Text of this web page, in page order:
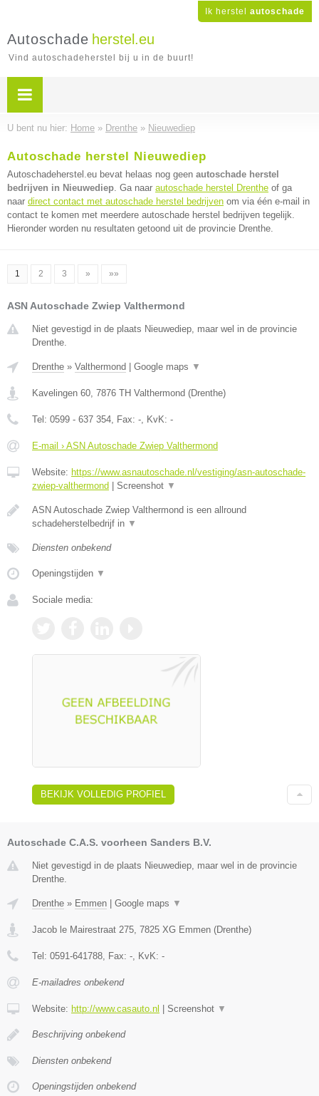
Ik herstel autoschade
Autoschade herstel.eu
Vind autoschadeherstel bij u in de buurt!
U bent nu hier: Home » Drenthe » Nieuwediep
Autoschade herstel Nieuwediep
Autoschadeherstel.eu bevat helaas nog geen autoschade herstel
bedrijven in Nieuwediep. Ga naar autoschade herstel Drenthe of ga
naar direct contact met autoschade herstel bedrijven om via één e-mail in
contact te komen met meerdere autoschade herstel bedrijven tegelijk.
Hieronder worden nu resultaten getoond uit de provincie Drenthe.
1 2 3 » »»
ASN Autoschade Zwiep Valthermond
Niet gevestigd in de plaats Nieuwediep, maar wel in de provincie
Drenthe.
Drenthe » Valthermond Google maps ▼
Kavelingen 60, 7876 TH Valthermond (Drenthe)
Tel: 0599 - 637 354, Fax: -, KvK: -
E-mail › ASN Autoschade Zwiep Valthermond
Website: https://www.asnautoschade.nl/vestiging/asn-autoschade-
zwiep-valthermond
Screenshot ▼
ASN Autoschade Zwiep Valthermond is een allround
schadeherstelbedrijf in ▼
Diensten onbekend
Openingstijden ▼
Sociale media:
BEKIJK VOLLEDIG PROFIEL
Autoschade C.A.S. voorheen Sanders B.V.
Niet gevestigd in de plaats Nieuwediep, maar wel in de provincie
Drenthe.
Drenthe » Emmen | Google maps ▼
Jacob le Mairestraat 275 7825 XG Emmen (Drenthe)
Tel: 0591-641788 , Fax: - , KvK: -
E-mailadres onbekend
Website: http://www.casauto.nl | Screenshot ▼
Beschrijving onbekend
Diensten onbekend
Openingstijden onbekend